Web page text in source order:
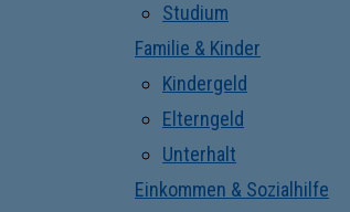
Studium
Familie & Kinder
Kindergeld
Elterngeld
Unterhalt
Einkommen & Sozialhilfe